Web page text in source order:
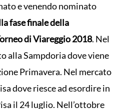
e venendo nominato
fase finale della
di Viareggio 2018. Nel
alla Sampdoria dove viene
Primavera. Nel mercato
dove riesce ad esordire in
il 24 luglio. Nell’ottobre